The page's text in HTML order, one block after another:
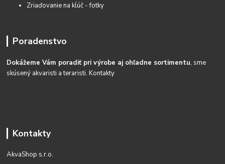
Zriaďovanie na kĺúč - fotky
Poradenstvo
Dokážeme Vám poradiť pri výrobe aj ohľadne sortimentu, sme
skúsený akvaristi a teraristi.Kontakty
Kontakty
AkvaShop s.r.o.